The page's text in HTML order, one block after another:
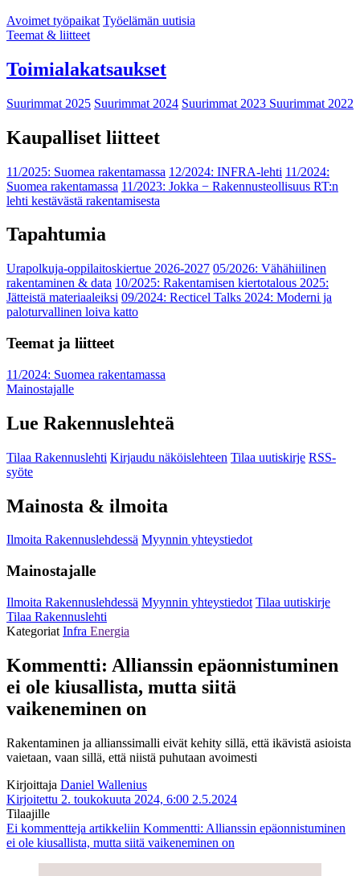
Avoimet työpaikat Työelämän uutisia
Teemat & liitteet
Toimialakatsaukset
Suurimmat 2025 Suurimmat 2024 Suurimmat 2023 Suurimmat 2022
Kaupalliset liitteet
11/2025: Suomea rakentamassa 12/2024: INFRA-lehti 11/2024:
Suomea rakentamassa 11/2023: Jokka − Rakennusteollisuus RT:n
lehti kestävästä rakentamisesta
Tapahtumia
Urapolkuja-oppilaitoskiertue 2026-2027 05/2026: Vähähiilinen
rakentaminen & data 10/2025: Rakentamisen kiertotalous 2025:
Jätteistä materiaaleiksi 09/2024: Recticel Talks 2024: Moderni ja
paloturvallinen loiva katto
Teemat ja liitteet
11/2024: Suomea rakentamassa
Mainostajalle
Lue Rakennuslehteä
Tilaa Rakennuslehti Kirjaudu näköislehteen Tilaa uutiskirje RSS-
syöte
Mainosta & ilmoita
Ilmoita Rakennuslehdessä Myynnin yhteystiedot
Mainostajalle
Ilmoita Rakennuslehdessä Myynnin yhteystiedot Tilaa uutiskirje
Tilaa Rakennuslehti
Kategoriat Infra Energia
Kommentti: Allianssin epäonnistuminen
ei ole kiusallista, mutta siitä
vaikeneminen on
Rakentaminen ja allianssimalli eivät kehity sillä, että ikävistä asioista
vaietaan, vaan sillä, että niistä puhutaan avoimesti
Kirjoittaja Daniel Wallenius
Kirjoitettu 2. toukokuuta 2024, 6:00 2.5.2024
Tilaajille
Ei kommentteja artikkeliin Kommentti: Allianssin epäonnistuminen
ei ole kiusallista, mutta siitä vaikeneminen on